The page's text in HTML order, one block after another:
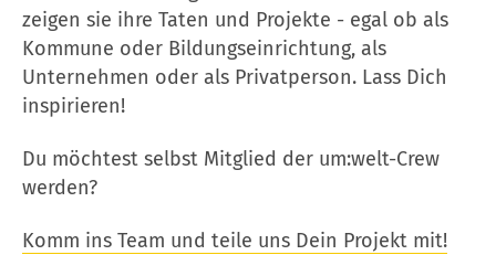
zeigen sie ihre Taten und Projekte - egal ob als
Kommune oder Bildungseinrichtung, als
Unternehmen oder als Privatperson. Lass Dich
inspirieren!
Du möchtest selbst Mitglied der um:welt-Crew
werden?
Komm ins Team und teile uns Dein Projekt mit!